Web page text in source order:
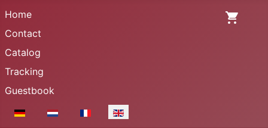
Home
Contact
Catalog
Tracking
Guestbook
Select your language